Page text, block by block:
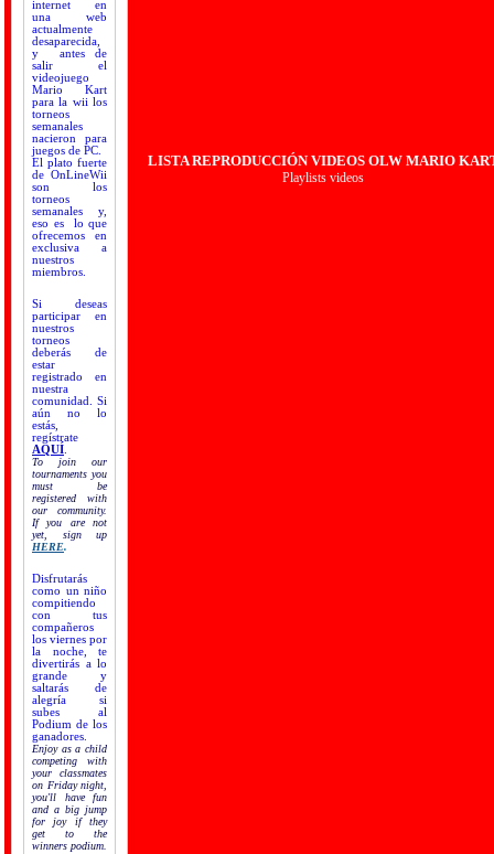
internet en
una web
actualmente
desaparecida,
y antes de
salir el
videojuego
Mario Kart
para la wii los
torneos
semanales
nacieron para
juegos de PC.
El plato fuerte
de OnLineWii
son los
torneos
semanales y,
eso es lo que
ofrecemos en
exclusiva a
nuestros
miembros.
Si deseas
participar en
nuestros
torneos
deberás de
estar
registrado en
nuestra
comunidad. Si
aún no lo
estás,
regístrate
AQUÍ.
To join our
tournaments you
must be
registered with
our community.
If you are not
yet, sign up
HERE.
Disfrutarás
como un niño
compitiendo
con tus
compañeros
los viernes por
la noche, te
divertirás a lo
grande y
saltarás de
alegría si
subes al
Podium de los
ganadores.
Enjoy as a child
competing with
your classmates
on Friday night,
you'll have fun
and a big jump
for joy if they
get to the
winners podium.
LISTA REPRODUCCIÓN VIDEOS OLW MARIO
Playlists videos